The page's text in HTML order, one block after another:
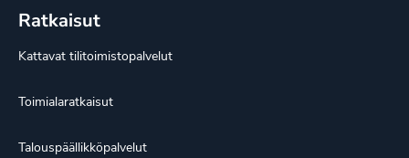
Ratkaisut
Kattavat tilitoimistopalvelut
Toimialaratkaisut
Talouspäällikköpalvelut